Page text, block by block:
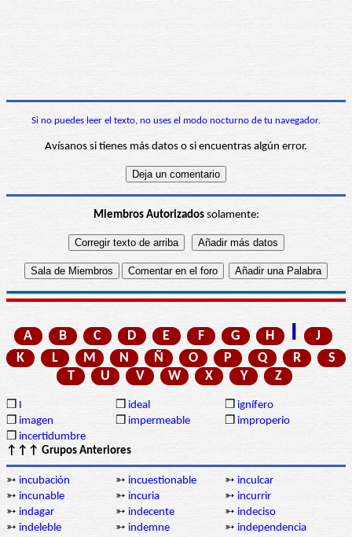
Si no puedes leer el texto, no uses el modo nocturno de tu navegador.
Avísanos si tienes más datos o si encuentras algún error.
Miembros Autorizadossolamente:
A B C D E F G H I
J
K
L M N Ñ O P Q R
S
T
U V W X Y Z
❒ I ❒ ideal ❒ ignífero
❒ imagen ❒ impermeable ❒ improperio
❒ incertidumbre
↑↑↑ Grupos Anteriores
➳ incubación ➳ incuestionable ➳ inculcar
➳ incunable ➳ incuria ➳ incurrir
➳ indagar ➳ indecente ➳ indeciso
➳ indeleble ➳ indemne ➳ independencia